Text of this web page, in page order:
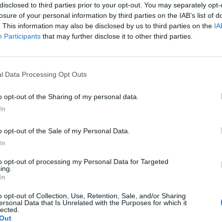
to third parties prior to your opt-out. You may separately
of your personal information by third parties on the IAB’s list of
This information may also be disclosed by us to third parties on the
Participants that may further disclose it to other third parties.
Data Processing Opt Outs
opt-out of the Sharing of my personal data.
opt-out of the Sale of my Personal Data.
opt-out of processing my Personal Data for Targeted
opt-out of Collection, Use, Retention, Sale, and/or Sharing
Data that Is Unrelated with the Purposes for which it
cytuj zgłoś do moderacji